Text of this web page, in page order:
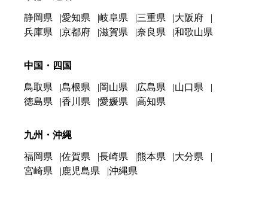
静岡県 愛知県 岐阜県 三重県
大阪府
兵庫県
京都府 滋賀県 奈良県 和歌山県
中国・四国
鳥取県 島根県 岡山県 広島県
山口県
徳島県
香川県 愛媛県 高知県
九州・沖縄
福岡県 佐賀県 長崎県 熊本県
大分県
宮崎県
鹿児島県 沖縄県